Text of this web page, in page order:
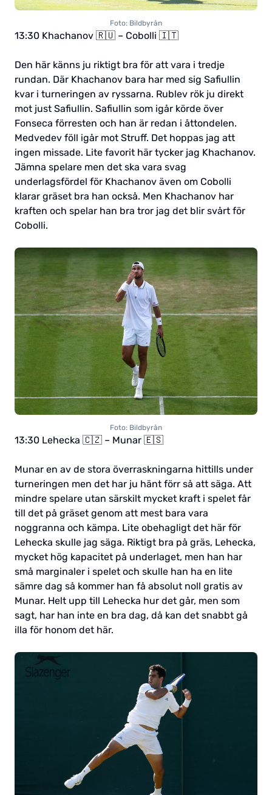
Foto: Bildbyrån
13:30 Khachanov 🇷🇺 – Cobolli 🇮🇹
Den här känns ju riktigt bra för att vara i tredje
rundan. Där Khachanov bara har med sig Safiullin
kvar i turneringen av ryssarna. Rublev rök ju direkt
mot just Safiullin. Safiullin som igår körde över
Fonseca förresten och han är redan i åttondelen.
Medvedev föll igår mot Struff. Det hoppas jag att
ingen missade. Lite favorit här tycker jag Khachanov.
Jämna spelare men det ska vara svag
underlagsfördel för Khachanov även om Cobolli
klarar gräset bra han också. Men Khachanov har
kraften och spelar han bra tror jag det blir svårt för
Cobolli.
Foto: Bildbyrån
13:30 Lehecka 🇨🇿 – Munar 🇪🇸
Munar en av de stora överraskningarna hittills under
turneringen men det har ju hänt förr så att säga. Att
mindre spelare utan särskilt mycket kraft i spelet får
till det på gräset genom att mest bara vara
noggranna och kämpa. Lite obehagligt det här för
Lehecka skulle jag säga. Riktigt bra på gräs, Lehecka,
mycket hög kapacitet på underlaget, men han har
små marginaler i spelet och skulle han ha en lite
sämre dag så kommer han få absolut noll gratis av
Munar. Helt upp till Lehecka hur det går, men som
sagt, har han inte en bra dag, då kan det snabbt gå
illa för honom det här.